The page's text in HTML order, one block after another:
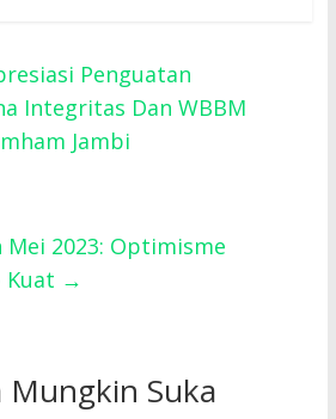
Penguatan
Integritas Dan WBBM
Jambi
Mei 2023: Optimisme
Kuat →
Mungkin Suka